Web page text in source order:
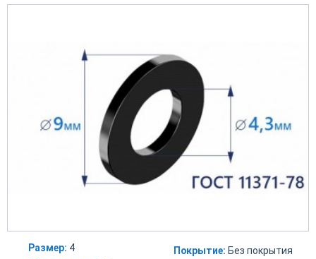
Размер: 4
Покрытие: Без покрытия